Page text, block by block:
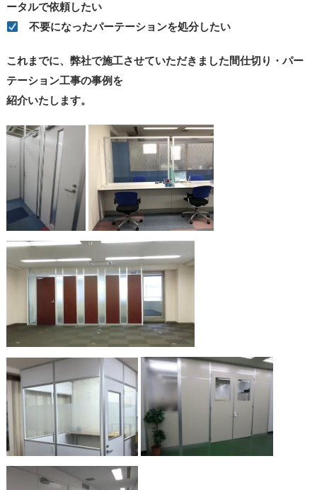
ータルで依頼したい
不要になったパーテーションを処分したい
これまでに、弊社で施工させていただきました間仕切り・パー
テーション工事の事例を
紹介いたします。